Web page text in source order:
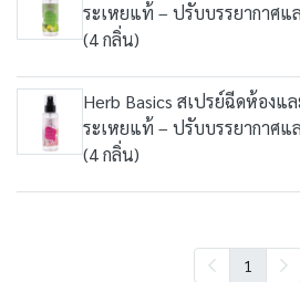
ระเหยแท้ – ปรับบรรยากาศ
(4 กลิ่น)
Herb Basics สเปรย์ฉีดห้อง
ระเหยแท้ – ปรับบรรยากาศ
(4 กลิ่น)
1